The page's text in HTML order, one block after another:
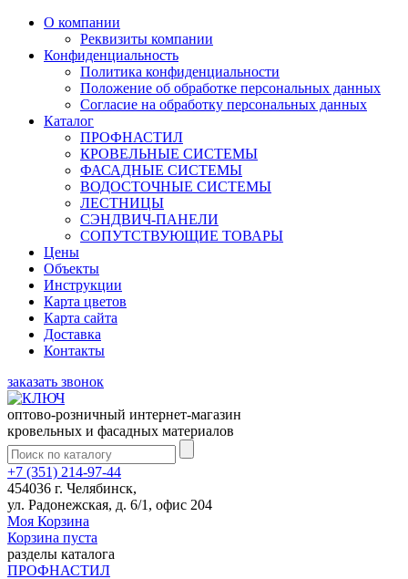
О компании
Реквизиты компании
Конфиденциальность
Политика конфиденциальности
Положение об обработке персональных данных
Согласие на обработку персональных данных
Каталог
ПРОФНАСТИЛ
КРОВЕЛЬНЫЕ СИСТЕМЫ
ФАСАДНЫЕ СИСТЕМЫ
ВОДОСТОЧНЫЕ СИСТЕМЫ
ЛЕСТНИЦЫ
СЭНДВИЧ-ПАНЕЛИ
СОПУТСТВУЮЩИЕ ТОВАРЫ
Цены
Объекты
Инструкции
Карта цветов
Карта сайта
Доставка
Контакты
заказать звонок
оптово-розничный интернет-магазин
кровельных и фасадных материалов
+7 (351) 214-97-44
454036 г. Челябинск,
ул. Радонежская, д. 6/1, офис 204
Моя Корзина
Корзина пуста
разделы каталога
ПРОФНАСТИЛ